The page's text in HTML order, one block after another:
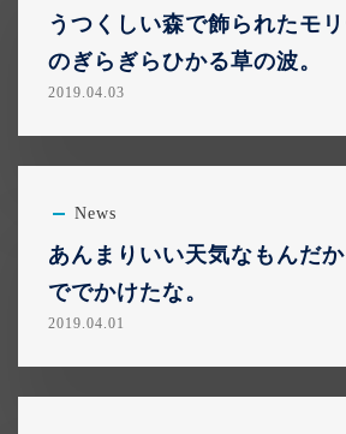
うつくしい森で飾られたモ
のぎらぎらひかる草の波。
2019.04.03
News
あんまりいい天気なもんだ
ででかけたな。
2019.04.01